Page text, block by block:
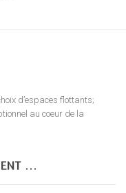
d’espaces flottants;
au coeur de la
…